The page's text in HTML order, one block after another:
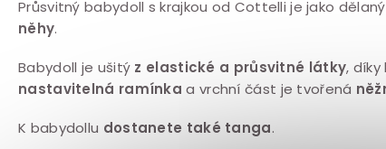
Průsvitný babydoll s krajkou od Cottelli je jako
něhy.
Babydoll je ušitý z elastické a průsvitné látky,
nastavitelná ramínka a vrchní část je tvořená
K babydollu dostanete také tanga.